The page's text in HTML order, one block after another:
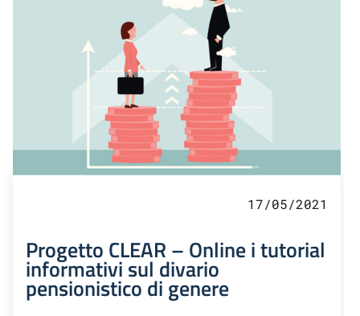
17/05/2021
Progetto CLEAR – Online i tutorial
informativi sul divario
pensionistico di genere